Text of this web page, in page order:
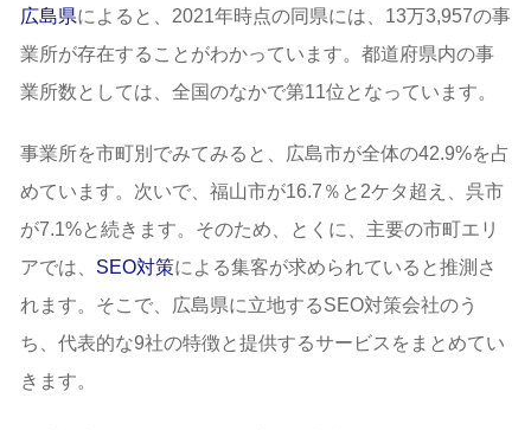
広島県によると、2021年時点の同県には、13万3,957の事
業所が存在することがわかっています。都道府県内の事
業所数としては、全国のなかで第11位となっています。
事業所を市町別でみてみると、広島市が全体の42.9%を占
めています。次いで、福山市が16.7％と2ケタ超え、呉市
が7.1%と続きます。そのため、とくに、主要の市町エリ
アでは、 SEO対策による集客が求められていると推測さ
れます。そこで、広島県に立地するSEO対策会社のう
ち、代表的な9社の特徴と提供するサービスをまとめてい
きます。